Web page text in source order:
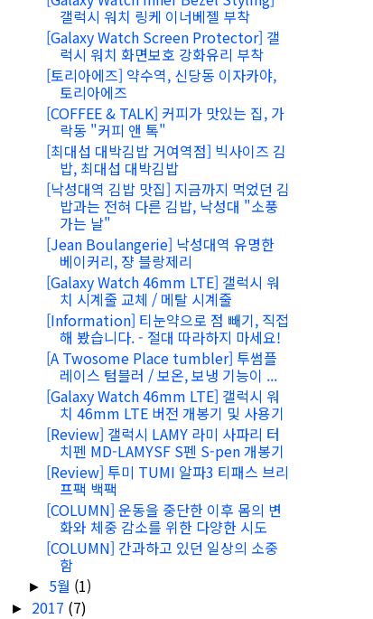
갤럭시 워치 링케 이너베젤 부착
[Galaxy Watch Screen Protector] 갤
럭시 워치 화면보호 강화유리 부착
[토리아에즈] 약수역, 신당동 이자카야,
토리아에즈
[COFFEE & TALK] 커피가 맛있는 집, 가
락동 "커피 앤 톡"
[최대섭 대박김밥 거여역점] 빅사이즈 김
밥, 최대섭 대박김밥
[낙성대역 김밥 맛집] 지금까지 먹었던 김
밥과는 전혀 다른 김밥, 낙성대 "소풍
가는 날"
[Jean Boulangerie] 낙성대역 유명한
베이커리, 쟝 블랑제리
[Galaxy Watch 46mm LTE] 갤럭시 워
치 시계줄 교체 / 메탈 시계줄
[Information] 티눈약으로 점 빼기, 직접
해 봤습니다. - 절대 따라하지 마세요!
[A Twosome Place tumbler] 투썸플
레이스 텀블러 / 보온, 보냉 기능이 ...
[Galaxy Watch 46mm LTE] 갤럭시 워
치 46mm LTE 버전 개봉기 및 사용기
[Review] 갤럭시 LAMY 라미 사파리 터
치펜 MD-LAMYSF S펜 S-pen 개봉기
[Review] 투미 TUMI 알파3 티패스 브리
프팩 백팩
[COLUMN] 운동을 중단한 이후 몸의 변
화와 체중 감소를 위한 다양한 시도
[COLUMN] 간과하고 있던 일상의 소중
함
► 5월 (1)
► 2017 (7)